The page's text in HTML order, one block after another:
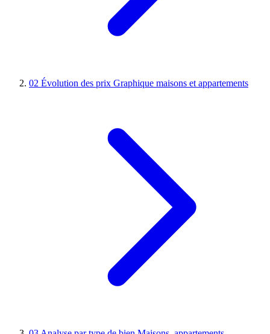
02 Évolution des prix Graphique maisons et appartements